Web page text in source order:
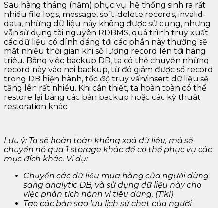
Sau hàng tháng (năm) phục vụ, hệ thống sinh ra rất
nhiều file logs, message, soft-delete records, invalid-
data, những dữ liệu này không được sử dụng, nhưng
vẫn sử dụng tài nguyên RDBMS, quá trình truy xuất
các dữ liệu có dính dáng tới các phần này thường sẽ
mất nhiều thời gian khi số lượng record lên tới hàng
triệu. Bằng việc backup DB, ta có thể chuyển những
record này vào nơi backup, từ đó giảm được số record
trong DB hiện hành, tốc độ truy vấn/insert dữ liệu sẽ
tăng lên rất nhiều. Khi cần thiết, ta hoàn toàn có thể
restore lại bằng các bản backup hoặc các kỹ thuật
restoration khác.
Lưu ý: Ta sẽ hoàn toàn không xoá dữ liệu, mà sẽ
chuyển nó qua 1 storage khác để có thể phục vụ các
mục đích khác. Ví dụ:
Chuyển các dữ liệu mua hàng của người dùng
sang analytic DB, và sử dụng dữ liệu này cho
việc phân tích hành vi tiêu dùng. (Tiki)
Tạo các bản sao lưu lịch sử chat của người